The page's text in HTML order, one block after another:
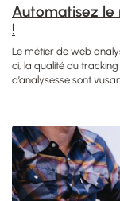
Automatisez
!
Le métier de web
ci, la qualité du
d’analysesse sont